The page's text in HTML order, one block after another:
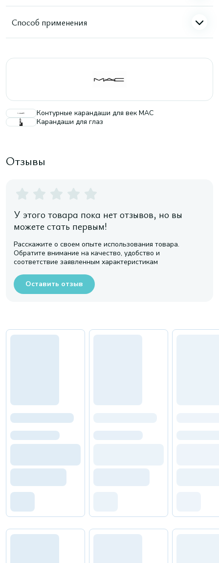
Способ применения
Контурные карандаши для век MAC
Карандаши для глаз
Отзывы
У этого товара пока нет отзывов, но вы
можете стать первым!
Расскажите о своем опыте использования товара.
Обратите внимание на качество, удобство и
соответствие заявленным характеристикам
Оставить отзыв